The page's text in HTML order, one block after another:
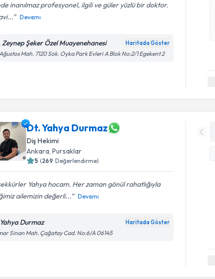
inanılmaz profesyonel, ilgili ve güler yüzlü bir doktor.
Devamı
Zeynep Şeker Özel Muayenehanesi Haritada Göster
Mah. 7120 Sok. Oyka Park Evleri A Blok No:2/1 Egekent 2
Dt. Yahya Durmaz
Diş Hekimi
Ankara ,Pursaklar
5 (269 Değerlendirme)
Yahya hocam. Her zaman gönül rahatlığıyla
ailemizin değerli...
Devamı
Durmaz Haritada Göster
Sinan Mah. Çağatay Cad. No:6/A 06145